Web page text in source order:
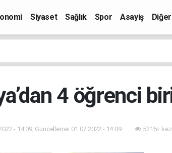
Siyaset Sağlık Spor Asayiş Diğer
4 öğrenci
- 14:09, Güncelleme: 01.07.2022 - 14:09 5215+